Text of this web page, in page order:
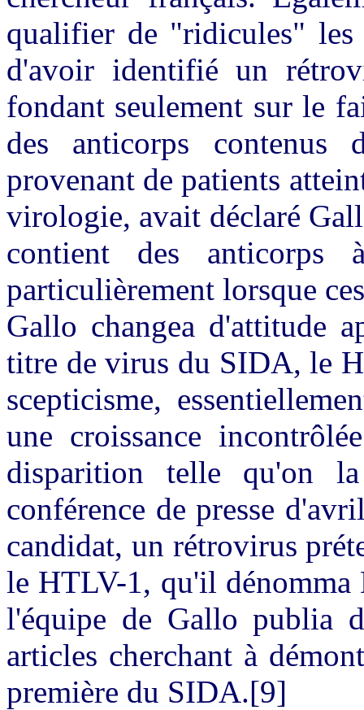
qualifier de "ridicules" les
d'avoir identifié un
fondant seulement sur le
des anticorps contenus
provenant de patients
virologie, avait déclaré
contient des
particulièrement lorsque
Gallo changea d'attitude
titre de virus du SIDA, le
scepticisme,
une croissance
disparition telle qu'on
conférence de presse
candidat, un rétrovirus
le HTLV-1, qu'il
l'équipe de Gallo publia
articles cherchant à
première du SIDA.[9]